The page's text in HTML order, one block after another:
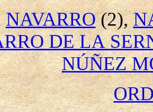
NAVARRO(2),
DE LA
NÚÑEZ